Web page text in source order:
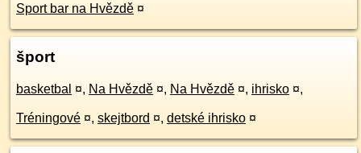
Sport bar na Hvězdě ¤
šport
basketbal ¤, Na Hvězdě ¤, Na Hvězdě ¤, ihrisko ¤,
Tréningové ¤, skejtbord ¤, detské ihrisko ¤